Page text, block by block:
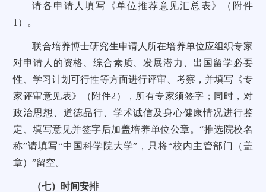
请各申请人填写《单位推荐意见汇总表》（附件
1）。
联合培养博士研究生申请人所在培养单位应组织专家
对申请人的资格、综合素质、发展潜力、出国留学必要
性、学习计划可行性等方面进行评审、考察，并填写《专
家评审意见表》（附件2），所有专家须签字；同时，对
政治思想、道德品行、学术诚信及身心健康情况进行鉴
定、填写意见并签字后加盖培养单位公章。“推选院校名
称”请填写“中国科学院大学”，只将“校内主管部门（盖
章）”留空。
（七）时间安排